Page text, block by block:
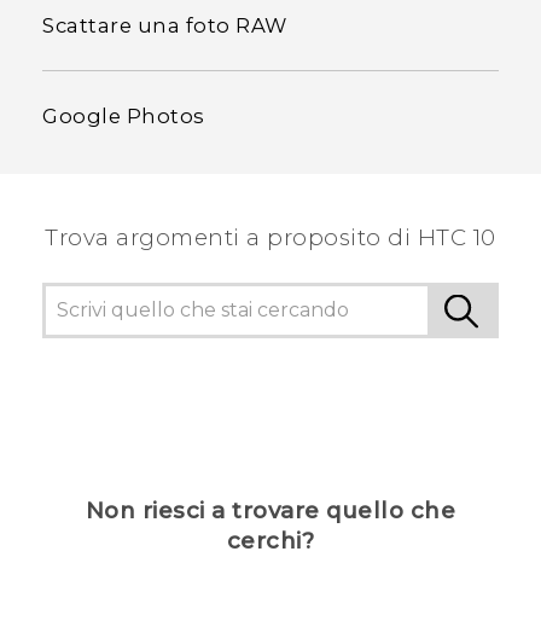
Scattare una foto RAW
Google Photos
Trova argomenti a proposito di HTC 10
Non riesci a trovare quello che
cerchi?